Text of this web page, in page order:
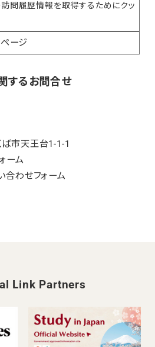
訪問履歴情報を取得するためにクッ
ージ
するお問合せ
市天王台1-1-1
ーム
合わせフォーム
Link Partners